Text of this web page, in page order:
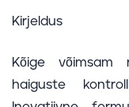
Kirjeldus
Kõige võimsam
haiguste